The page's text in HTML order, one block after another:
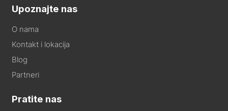
Upoznajte nas
O nama
Kontakt i lokacija
Blog
Partneri
Pratite nas